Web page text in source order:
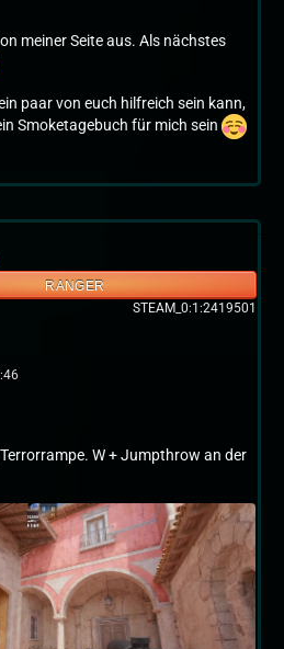
meiner Seite aus. Als nächstes
paar von euch hilfreich sein kann,
Smoketagebuch für mich sein
RANGER
STEAM_0:1:2419501
W + Jumpthrow an der